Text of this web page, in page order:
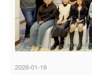
2026-01-19